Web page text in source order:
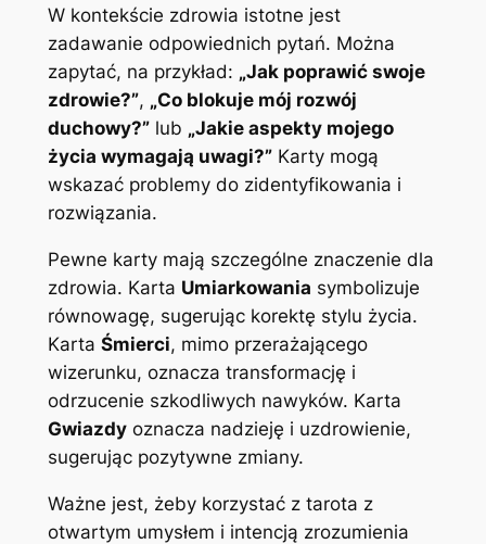
W kontekście zdrowia istotne jest
zadawanie odpowiednich pytań. Można
zapytać, na przykład: „Jak poprawić swoje
zdrowie?”, „Co blokuje mój rozwój
duchowy?”lub „Jakie aspekty mojego
życia wymagają uwagi?”Karty mogą
wskazać problemy do zidentyfikowania i
rozwiązania.
Pewne karty mają szczególne znaczenie dla
zdrowia. Karta Umiarkowania symbolizuje
równowagę, sugerując korektę stylu życia.
Karta Śmierci, mimo przerażającego
wizerunku, oznacza transformację i
odrzucenie szkodliwych nawyków. Karta
Gwiazdyoznacza nadzieję i uzdrowienie,
sugerując pozytywne zmiany.
Ważne jest, żeby korzystać z tarota z
otwartym umysłem i intencją zrozumienia